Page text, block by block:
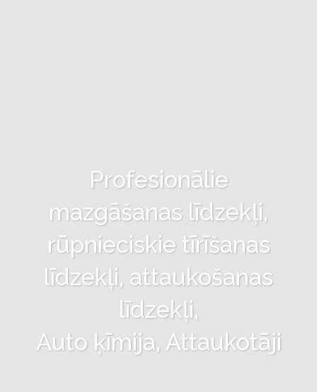
Profesionālie
mazgāšanas līdzekļi,
rūpnieciskie tīrīšanas
līdzekļi, attaukošanas
līdzekļi,
Auto ķīmija, Attaukotāji